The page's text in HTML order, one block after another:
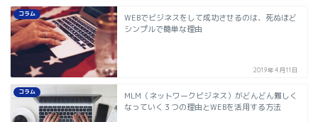
コラム
WEBでビジネスをして成功させるのは、死ぬほど
シンプルで簡単な理由
2019年4月11日
コラム
MLM（ネットワークビジネス）がどんどん難しく
なっていく３つの理由とWEBを活用する方法